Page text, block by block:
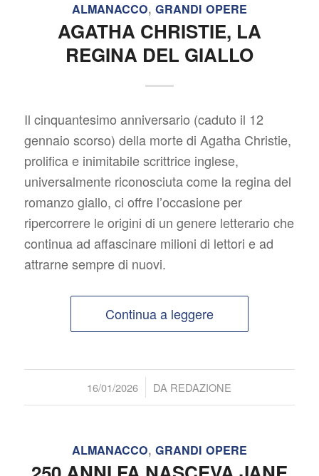
ALMANACCO, GRANDI OPERE
AGATHA CHRISTIE, LA
REGINA DEL GIALLO
Il cinquantesimo anniversario (caduto il 12
gennaio scorso) della morte di Agatha Christie,
prolifica e inimitabile scrittrice inglese,
universalmente riconosciuta come la regina del
romanzo giallo, ci offre l’occasione per
ripercorrere le origini di un genere letterario che
continua ad affascinare milioni di lettori e ad
attrarne sempre di nuovi.
Continua a leggere
16/01/2026
/ DA REDAZIONE
ALMANACCO, GRANDI OPERE